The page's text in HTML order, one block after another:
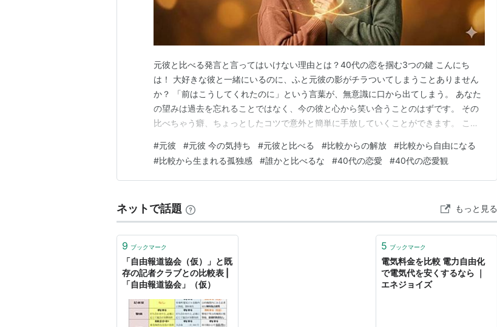
元彼と比べる発言と言ってはいけない理由とは？40代の恋を掴む3つの鍵 こんにち
は！ 大好きな彼と一緒にいるのに、ふと元彼の影がチラついてしまうことありません
か？ 「前はこうしてくれたのに」という言葉が、無意識に口から出てしまう。 あなた
の望みは過去を忘れることではなく、今の彼と心から笑い合うことのはずです。 その
比べちゃう癖、ちょっとしたコツで意外と簡単に手放していくことができます。 この
じられるようになりますよ。 それではスタート！ つい口から出てしまう…「元彼と比
べる発言」は言っては いけない？ わかっていても比…
#元彼 #元彼 今の気持ち #元彼と比べる #比較からの解放 #比較から自由になる
#比較から生まれる孤独感 #誰かと比べるな #40代の恋愛 #40代の恋愛観
ネットで話題 もっと見る
9 ブックマーク
「自由報道協会（仮）」と既
存の記者クラブとの比較表 |
「自由報道協会」（仮）
5 ブックマーク
電気料金を比較 電力自由化
で電気代を安くするなら ｜
エネジョイズ